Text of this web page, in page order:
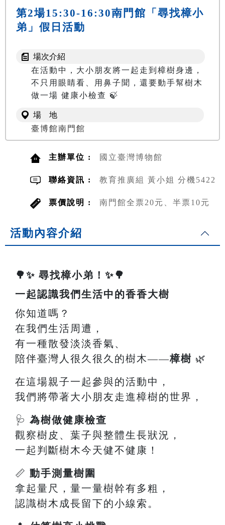
第2場15:30-16:30南門館「尋找樟小
弟」假日活動
場次介紹
在活動中，大小朋友將一起走到樟樹身邊，
不只用眼睛看、用鼻子聞，還要動手幫樹木
做一場 健康小檢查 🍃
場 地
臺博館南門館
主辦單位 : 國立臺灣博物館
聯絡資訊 : 教育推廣組 黃小姐 分機5422
票價說明 : 南門館全票20元、半票10元
活動內容介紹
🌳✨ 尋找樟小弟！✨🌳
一起認識我們生活中的香香大樹
你知道嗎？
在我們生活周遭，
有一種散發淡淡香氣、
陪伴臺灣人很久很久的樹木——樟樹 🌿
在這場親子一起參與的活動中，
我們將帶著大小朋友走進樟樹的世界，
🩺 為樹做健康檢查
觀察樹皮、葉子與整體生長狀況，
一起判斷樹木今天健不健康！
📏 動手測量樹圍
拿起量尺，量一量樹幹有多粗，
認識樹木成長留下的小線索。